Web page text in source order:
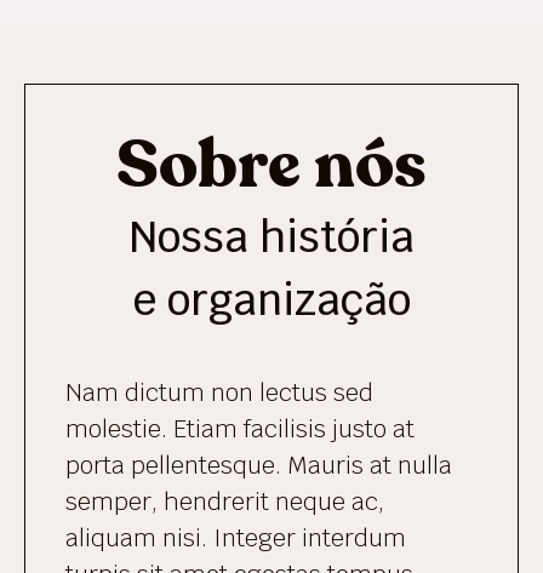
Sobre nós
Nossa história
e organização
Nam dictum non lectus sed
molestie. Etiam facilisis justo at
porta pellentesque. Mauris at nulla
semper, hendrerit neque ac,
aliquam nisi. Integer interdum